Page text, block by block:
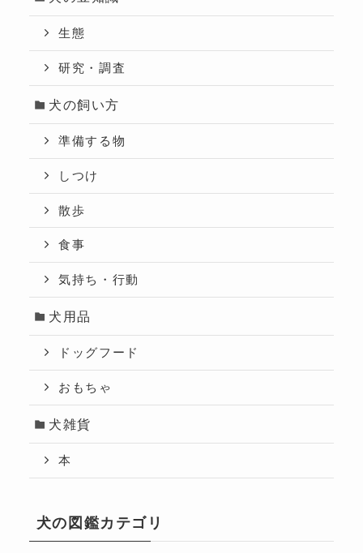
生態
研究・調査
犬の飼い方
準備する物
しつけ
散歩
食事
気持ち・行動
犬用品
ドッグフード
おもちゃ
犬雑貨
本
犬の図鑑カテゴリ